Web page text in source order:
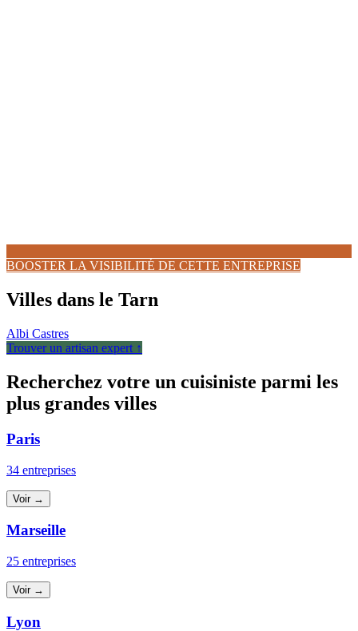
BOOSTER LA VISIBILITÉ DE CETTE ENTREPRISE
Villes dans le Tarn
Albi Castres
Trouver un artisan expert ↑
Recherchez votre un cuisiniste parmi les
plus grandes villes
Paris
34 entreprises
Voir →
Marseille
25 entreprises
Voir →
Lyon